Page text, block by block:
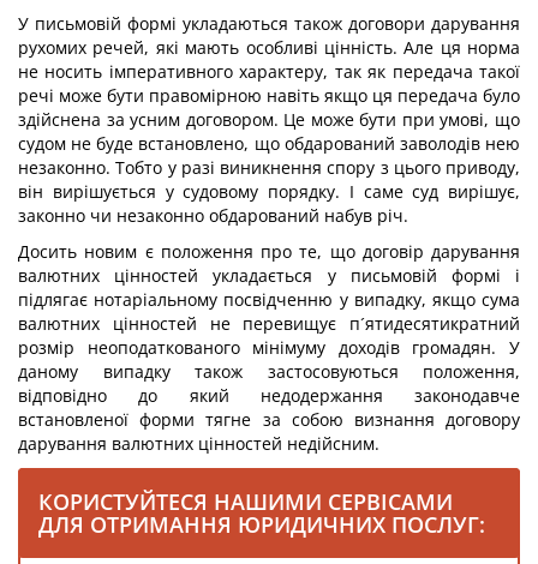
У письмовій формі укладаються також договори дарування
рухомих речей, які мають особливі цінність. Але ця норма
не носить імперативного характеру, так як передача такої
речі може бути правомірною навіть якщо ця передача було
здійснена за усним договором. Це може бути при умові, що
судом не буде встановлено, що обдарований заволодів нею
незаконно. Тобто у разі виникнення спору з цього приводу,
він вирішується у судовому порядку. І саме суд вирішує,
законно чи незаконно обдарований набув річ.
Досить новим є положення про те, що договір дарування
валютних цінностей укладається у письмовій формі і
підлягає нотаріальному посвідченню у випадку, якщо сума
валютних цінностей не перевищує п´ятидесятикратний
розмір неоподаткованого мінімуму доходів громадян. У
даному випадку також застосовуються положення,
відповідно до який недодержання законодавче
встановленої форми тягне за собою визнання договору
дарування валютних цінностей недійсним.
КОРИСТУЙТЕСЯ НАШИМИ СЕРВІСАМИ
ДЛЯ ОТРИМАННЯ ЮРИДИЧНИХ ПОСЛУГ: